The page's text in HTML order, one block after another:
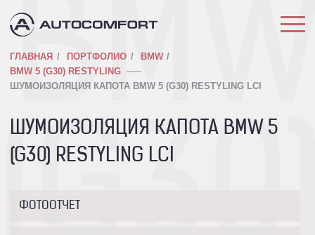
ГЛАВНАЯ ПОРТФОЛИО
BMW
BMW 5 (G30) RESTYLING
ШУМОИЗОЛЯЦИЯ КАПОТА BMW 5 (G30) RESTYLING LCI
ШУМОИЗОЛЯЦИЯ КАПОТА BMW 5
(G30) RESTYLING LCI
ФОТООТЧЕТ